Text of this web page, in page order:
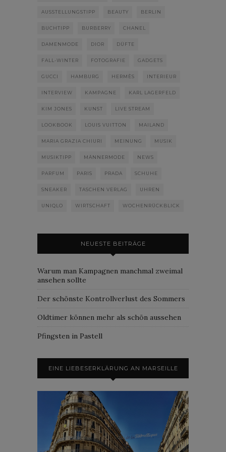
AUSSTELLUNGSTIPP BEAUTY BERLIN
BUCHTIPP BURBERRY CHANEL
DAMENMODE DIOR DÜFTE
FALL-WINTER FOTOGRAFIE GADGETS
GUCCI HAMBURG HERMÈS INTERIEUR
INTERVIEW KAMPAGNE KARL LAGERFELD
KIM JONES KUNST LIVE STREAM
LOOKBOOK LOUIS VUITTON MAILAND
MARIA GRAZIA CHIURI MEINUNG MUSIK
MUSIKTIPP MÄNNERMODE NEWS
PARFUM PARIS PRADA SCHUHE
SNEAKER TASCHEN VERLAG UHREN
UNIQLO WIRTSCHAFT WOCHENRÜCKBLICK
NEUESTE BEITRÄGE
Warum man Kampagnen manchmal zweimal
ansehen sollte
Der schönste Kontrollverlust des Sommers
Oldtimer können mehr als schön aussehen
Pfingsten in Pastell
EINE LIEBESERKLÄRUNG AN MARSEILLE